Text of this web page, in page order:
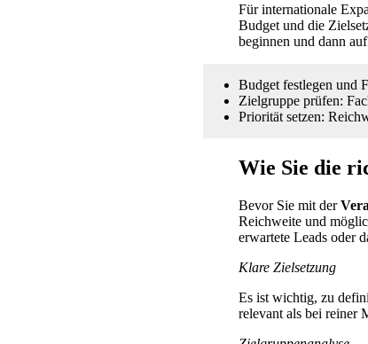
Für internationale
Budget und die
beginnen und dann
Budget festlegen und
Zielgruppe prüfen:
Priorität setzen:
Wie Sie die
Bevor Sie mit der
Reichweite und
erwartete Leads oder
Klare Zielsetzung
Es ist wichtig, zu
relevant als bei reiner